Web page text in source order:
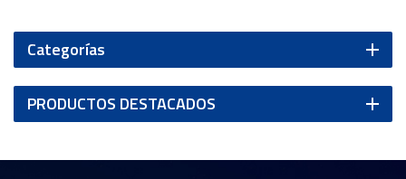
Categorías
PRODUCTOS DESTACADOS